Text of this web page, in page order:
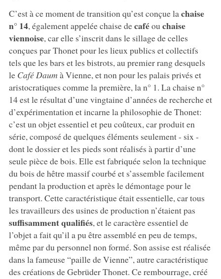
C’est à ce moment de transition qu’est conçue la chaise
n° 14, également appelée chaise decaféou chaise
viennoise, car elle s’inscrit dans le sillage de celles
conçues par Thonet pour les lieux publics et collectifs
tels que les bars et les bistrots, au premier rang desquels
le Café Daum à Vienne, et non pour les palais privés et
aristocratiques comme la première, la n° 1. La chaise n°
14 est le résultat d’une vingtaine d’années de recherche et
d’expérimentation et incarne la philosophie de Thonet:
c’est un objet essentiel et peu coûteux, car produit en
série, composé de quelques éléments seulement - six -
dont le dossier et les pieds sont réalisés à partir d’une
seule pièce de bois. Elle est fabriquée selon la technique
du bois de hêtre massif courbé et s’assemble facilement
pendant la production et après le démontage pour le
transport. Cette caractéristique était essentielle, car tous
les travailleurs des usines de production n’étaient pas
suffisamment qualifiés, et le caractère essentiel de
l’objet a fait qu’il a pu être assemblé en peu de temps,
même par du personnel non formé. Son assise est réalisée
dans la fameuse “paille de Vienne”, autre caractéristique
des créations de Gebrüder Thonet. Ce rembourrage, créé